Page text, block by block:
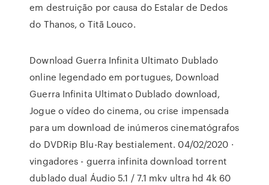
em destruição por causa do Estalar de Dedos
do Thanos, o Titã Louco.
Download Guerra Infinita Ultimato Dublado
online legendado em portugues, Download
Guerra Infinita Ultimato Dublado download,
Jogue o vídeo do cinema, ou crise impensada
para um download de inúmeros cinematógrafos
do DVDRip Blu-Ray bestialement. 04/02/2020 ·
vingadores - guerra infinita download torrent
dublado dual Áudio 5.1 / 7.1 mkv ultra hd 4k 60